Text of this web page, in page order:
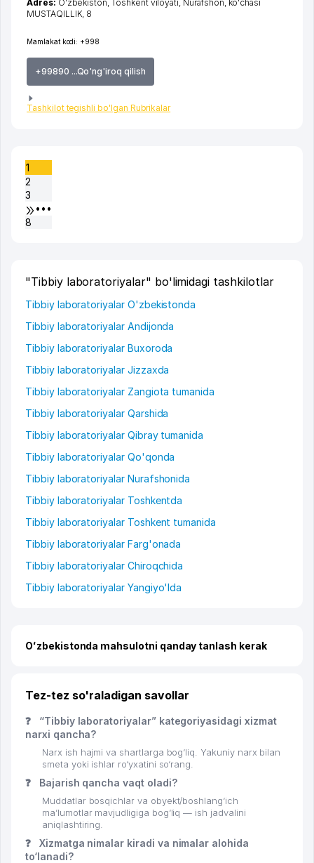
Mamlakat kodi: +998
+99890 ...Qo'ng'iroq qilish
Tashkilot tegishli bo'lgan Rubrikalar
Adres: O'zbekiston, Toshkent viloyati Nurafshon ko'chasi
MUSTAQILLIK , 8
1
2
3
•••
8
"Tibbiy laboratoriyalar" bo'limidagi tashkilotlar
Tibbiy laboratoriyalar O'zbekistonda
Tibbiy laboratoriyalar Andijonda
Tibbiy laboratoriyalar Buxoroda
Tibbiy laboratoriyalar Jizzaxda
Tibbiy laboratoriyalar Zangiota tumanida
Tibbiy laboratoriyalar Qarshida
Tibbiy laboratoriyalar Qibray tumanida
Tibbiy laboratoriyalar Qo'qonda
Tibbiy laboratoriyalar Nurafshonida
Tibbiy laboratoriyalar Toshkentda
Tibbiy laboratoriyalar Toshkent tumanida
Tibbiy laboratoriyalar Farg'onada
Tibbiy laboratoriyalar Chiroqchida
Tibbiy laboratoriyalar Yangiyo'lda
Oʻzbekistonda mahsulotni qanday tanlash kerak
Tez-tez so'raladigan savollar
❓
“Tibbiy laboratoriyalar” kategoriyasidagi xizmat
narxi qancha?
Narx ish hajmi va shartlarga bog‘liq. Yakuniy narx bilan
smeta yoki ishlar ro‘yxatini so‘rang.
❓ Bajarish qancha vaqt oladi?
Muddatlar bosqichlar va obyekt/boshlang‘ich
ma’lumotlar mavjudligiga bog‘liq — ish jadvalini
aniqlashtiring.
❓
Xizmatga nimalar kiradi va nimalar alohida
to‘lanadi?